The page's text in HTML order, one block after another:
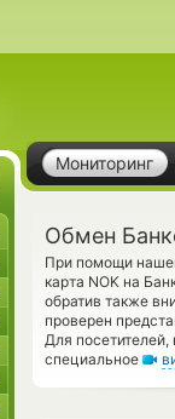
Мониторинг
Обмен
При помощи
карта NOK на
обратив также
проверен
Для
специальное